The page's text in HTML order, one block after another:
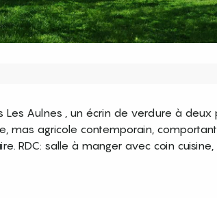
Les Aulnes , un écrin de verdure à deux
mas agricole contemporain,
RDC: salle à manger avec coin